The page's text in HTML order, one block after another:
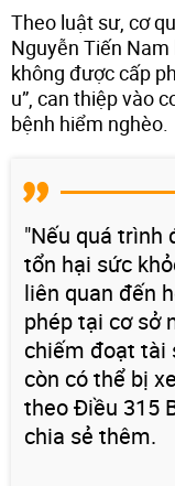
Theo luật sư, cơ
Nguyễn Tiến Nam
không được cấp
u”, can thiệp vào
bệnh hiểm nghèo.
"Nếu quá trình
tổn hại sức
liên quan đến
phép tại cơ sở
chiếm đoạt tài
còn có thể bị
theo Điều 315
chia sẻ thêm.